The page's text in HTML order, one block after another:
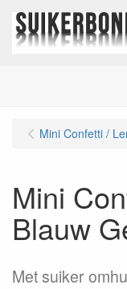
Mini Confetti /
Mini
Blauw
Met suiker